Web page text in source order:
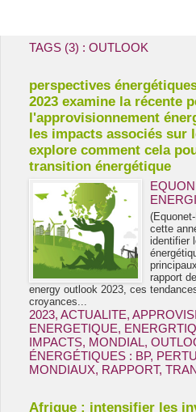
TAGS (3) : OUTLOOK
perspectives
2023 examine la récente
l'approvisionnement
les impacts associés sur
explore comment cela
transition énergétique
cette
identifier
rapport
energy outlook 2023, ces
croyances...
2023, ACTUALITE,
ENERGETIQUE,
IMPACTS, MONDIAL,
ÉNERGÉTIQUES : BP,
MONDIAUX, RAPPORT,
Afrique : intensifier les